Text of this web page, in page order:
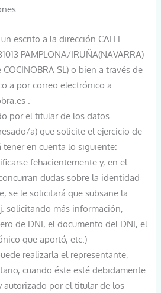
escrito a la dirección CALLE
PAMPLONA/IRUÑA(NAVARRA)
SL) o bien a través de
a por correo electrónico a
.
por el titular de los datos
a) que solicite el ejercicio de
tener en cuenta lo siguiente:
fehacientemente y, en el
dudas sobre la identidad
se le solicitará que subsane la
solicitando más información,
de DNI, el documento del DNI, el
que aportó, etc.)
realizarla el representante,
cuando éste esté debidamente
autorizado por el titular de los